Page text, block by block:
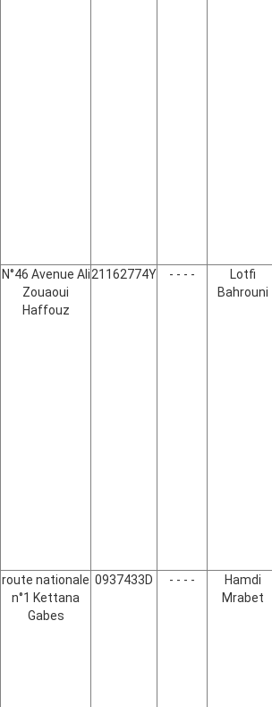
N°46 Avenue Ali
Zouaoui
Haffouz
21162774Y - - - -
Lotfi
Bahrouni
route nationale
n°1 Kettana
Gabes
0937433D - - - -
Hamdi
Mrabet